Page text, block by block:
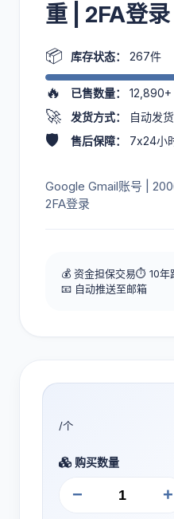
重 | 2FA登录
📦 库存状态： 267件
🔥 已售数量： 12,890+
🚀 发货方式： 自动发货
🛡️ 售后保障： 7x24小
Google Gmail账号 |
2FA登录
💰 资金担保交易⏱️ 10年
📧 自动推送至邮箱
/个
购买数量
− +